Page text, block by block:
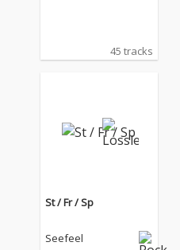
45 tracks
St / Fr / Sp
Seefeel